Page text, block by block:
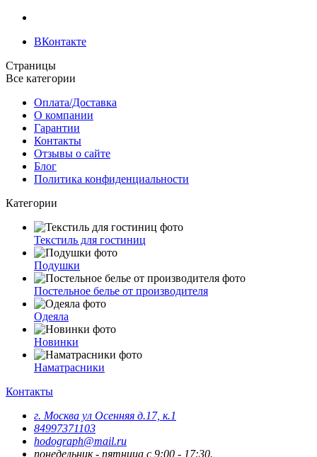
ВКонтакте
Страницы
Все категории
Оплата/Доставка
О компании
Гарантии
Контакты
Отзывы о сайте
Блог
Политика конфиденциальности
Категории
Текстиль для гостиниц
Подушки
Постельное белье от производителя
Одеяла
Новинки
Наматрасники
Контакты
г. Москва ул Осенняя д.17, к.1
84997371103
hodograph@mail.ru
понедельник - пятница с 9:00 - 17:30.